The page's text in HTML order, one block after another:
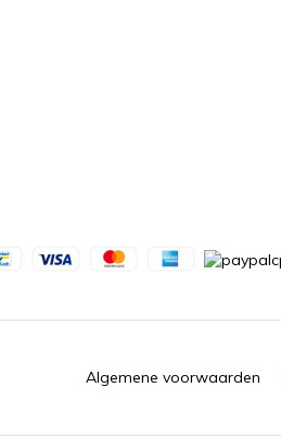
Algemene voorwaarden